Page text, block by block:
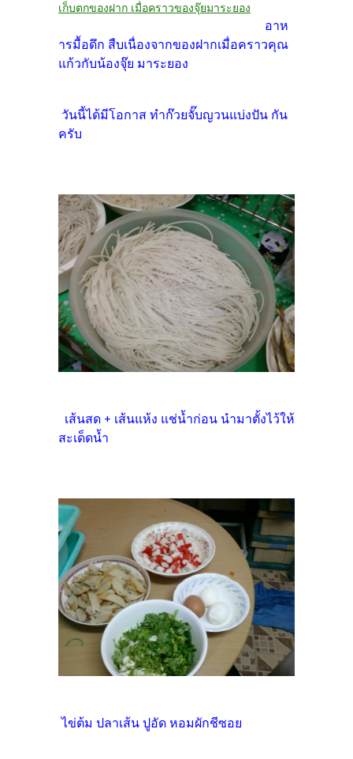
เก็บตกของฝาก เมื่อคราวของจุ๊ยมาระยอง
อาห
ารมื้อดึก สืบเนื่องจากของฝากเมื่อคราวคุณ
แก้วกับน้องจุ๊ย มาระยอง
วันนี้ได้มีโอกาส ทำก๊วยจั๊บญวนแบ่งปัน กัน
ครับ
เส้นสด + เส้นแห้ง แช่น้ำก่อน นำมาตั้งไว้ให้
สะเด็ดน้ำ
ไข่ต้ม ปลาเส้น ปูอัด หอมผักชีซอย